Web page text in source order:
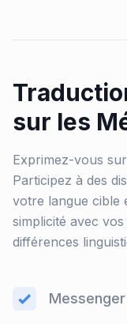
sur les
Exprimez-vous
Participez à des
votre langue cible
simplicité avec
différences